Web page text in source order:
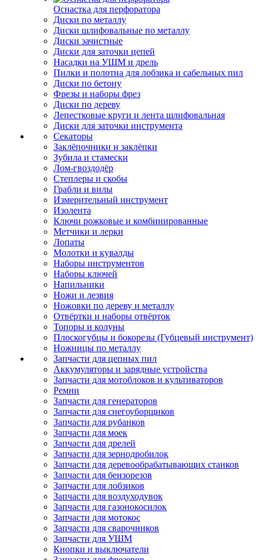
Оснастка для перфоратора
Диски по металлу
Диски шлифовальные по металлу
Диски зачистные
Диски для заточки цепей
Насадки на УШМ и дрель
Пилки и полотна для лобзика и сабельных пил
Диски по бетону
Фрезы и наборы фрез
Диски по дереву
Лепестковые круги и лента шлифовальная
Диски для заточки инструмента
Секаторы
Заклёпочники и заклёпки
Зубила и стамески
Лом-гвоздодёр
Степлеры и скобы
Грабли и вилы
Измерительный инструмент
Изолента
Ключи рожковые и комбинированные
Метчики и лерки
Лопаты
Молотки и кувалды
Наборы инструментов
Наборы ключей
Напильники
Ножи и лезвия
Ножовки по дереву и металлу
Отвёртки и наборы отвёрток
Топоры и колуны
Плоскогубцы и бокорезы (Губцевый инструмент)
Ножницы по металлу
Запчасти для цепных пил
Аккумуляторы и зарядные устройства
Запчасти для мотоблоков и культиваторов
Ремни
Запчасти для генераторов
Запчасти для снегоуборщиков
Запчасти для рубанков
Запчасти для моек
Запчасти для дрелей
Запчасти для зернодробилок
Запчасти для деревообрабатывающих станков
Запчасти для бензорезов
Запчасти для лобзиков
Запчасти для воздуходувок
Запчасти для газонокосилок
Запчасти для мотокос
Запчасти для сварочников
Запчасти для УШМ
Кнопки и выключатели